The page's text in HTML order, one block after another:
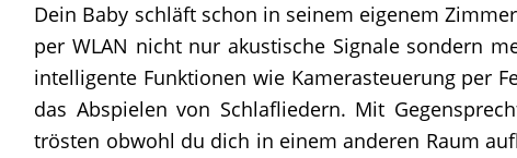
Dein Baby schläft schon in seinem eigenem
per WLAN nicht nur akustische Signale sondern
intelligente Funktionen wie Kamerasteuerung per
das Abspielen von Schlafliedern. Mit
trösten obwohl du dich in einem anderen Raum